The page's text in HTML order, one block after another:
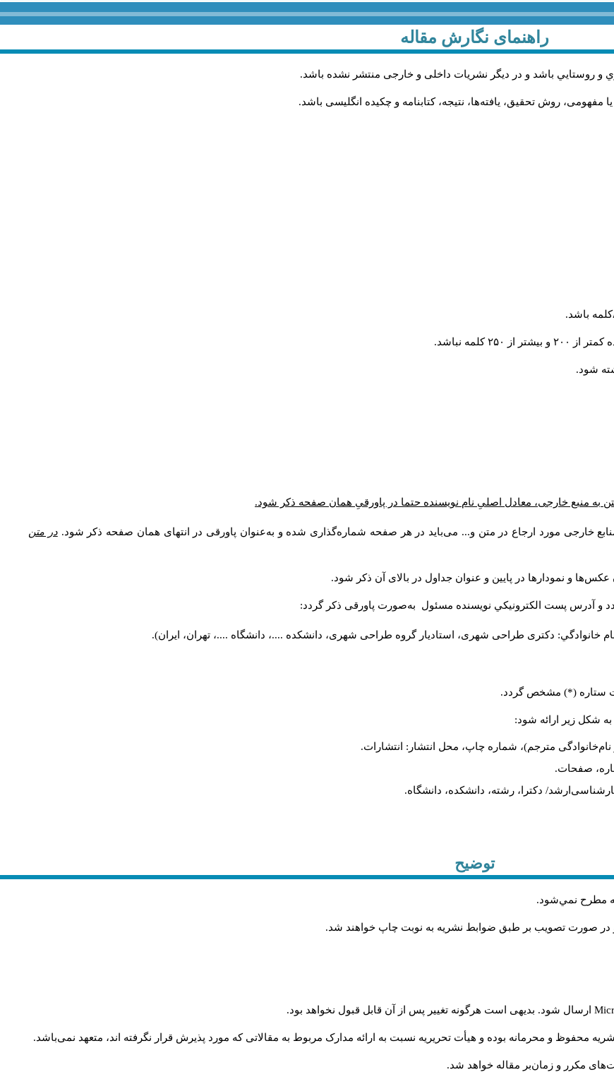
راهنمای نگارش مقاله
و روستايي باشد و در دیگر نشریات داخلی و خارجی منتشر نشده باشد.
روش تحقیق، یافته‌ها، نتیجه، کتابنامه و چکیده انگلیسی باشد.
نباشد.
به منبع خارجی، معادل اصلیِ نام نویسنده حتما در پاورقیِ همان صفحه ذکر شود.
خارجی مورد ارجاع در متن و... می‌باید در هر صفحه شماره‌گذاری شده و به‌عنوان پاورقی در انتهای همان صفحه ذکر شود. در متن
و نمودارها در پایین و عنوان جداول در بالای آن ذکر شود.
و آدرس پست الكترونيكي نويسنده مسئول به‌صورت پاورقی ذکر گردد:
خانوادگي: دکتری طراحی شهری، استادیار گروه طراحی شهری، دانشکده ....، دانشگاه ....، تهران، ایران).
ستاره (*) مشخص گردد.
شکل زیر ارائه شود:
مترجم)، شماره چاپ، محل انتشار: انتشارات.
صفحات.
کارشناسی‌ارشد/ دکترا، رشته، دانشکده، دانشگاه.
توضیح
مطرح نمي‌شود.
در صورت تصويب بر طبق ضوابط نشريه به نوبت چاپ خواهند شد.
ارسال شود. بدیهی است هرگونه تغییر پس از آن قابل قبول نخواهد بود.
محفوظ و محرمانه بوده و هیأت تحریریه نسبت به ارائه مدارک مربوط به مقالاتی که مورد پذیرش قرار نگرفته اند، متعهد نمی‌باشد.
مکرر و زمان‌بر مقاله خواهد شد.